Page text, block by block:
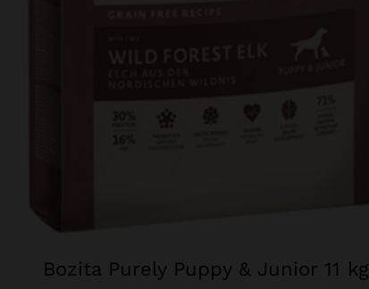
Bozita Purely Puppy & Junior 11 kg